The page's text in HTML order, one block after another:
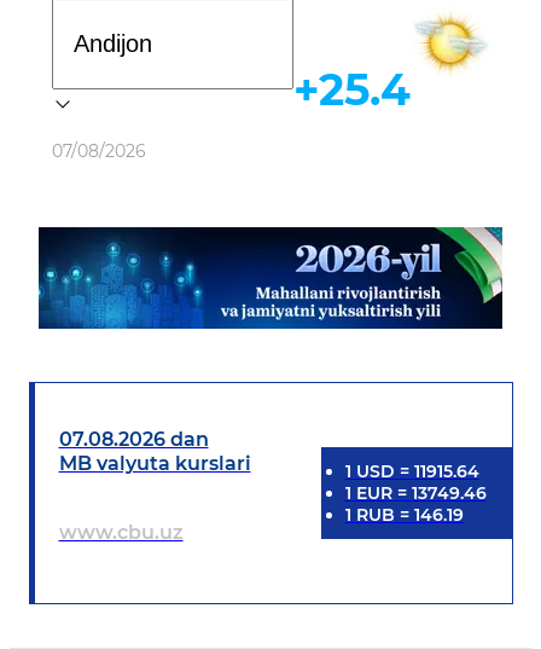
Ob-havo
07/08/2026
+25.4
07.08.2026 dan
MB valyuta kurslari
www.cbu.uz
1 USD = 11915.64
1 EUR= 13749.46
1 RUB = 146.19